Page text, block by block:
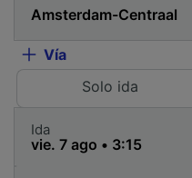
Vía
Solo ida
Ida